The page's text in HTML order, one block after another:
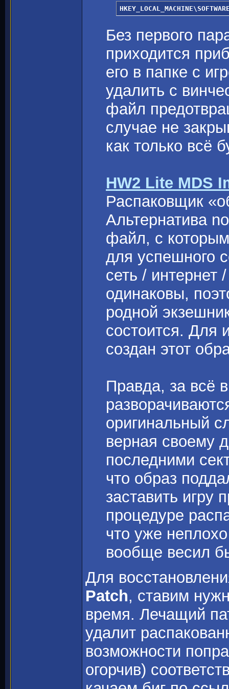
Без первого
приходится
его в папке с
удалить с
файл
случае не
как только всё
HW2 Lite MDS
Распаковщик
Альтернатива
файл, с
для успешного
сеть /
одинаковы,
родной
состоится. Для
создан этот
Правда, за всё
оригинальный
верная своему
последними
что образ
заставить игру
процедуре
что уже
вообще весил
Для
Patch, ставим
время. Лечащий
удалит
возможности
огорчив)